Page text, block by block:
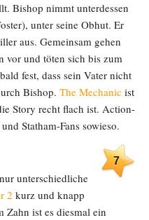
Bishop nimmt unterdessen
unter seine Obhut. Er
aus. Gemeinsam gehen
vor und töten sich bis zum
fest, dass sein Vater nicht
Bishop. The Mechanic ist
Story recht flach ist. Action-
Statham-Fans sowieso.
7
unterschiedliche
2 kurz und knapp
Zahn ist es diesmal ein